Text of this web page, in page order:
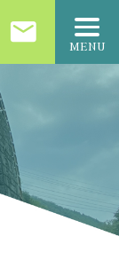
email MENU